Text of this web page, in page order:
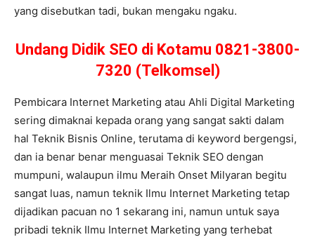
yang disebutkan tadi, bukan mengaku ngaku.
Undang Didik SEO di Kotamu 0821-3800-
7320 (Telkomsel)
Pembicara Internet Marketing atau Ahli Digital Marketing
sering dimaknai kepada orang yang sangat sakti dalam
hal Teknik Bisnis Online, terutama di keyword bergengsi,
dan ia benar benar menguasai Teknik SEO dengan
mumpuni, walaupun ilmu Meraih Onset Milyaran begitu
sangat luas, namun teknik Ilmu Internet Marketing tetap
dijadikan pacuan no 1 sekarang ini, namun untuk saya
pribadi teknik Ilmu Internet Marketing yang terhebat